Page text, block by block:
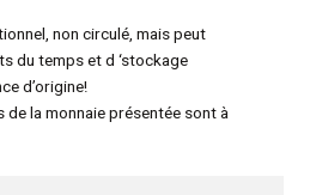
non circulé, mais peut
du temps et d ‘stockage
d’origine!
la monnaie présentée sont à